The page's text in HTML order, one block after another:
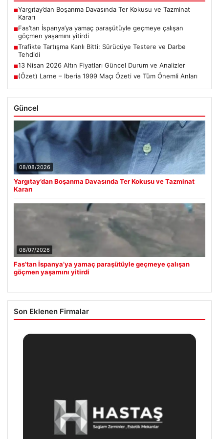
■Yargıtay’dan Boşanma Davasında Ter Kokusu ve Tazminat
Kararı
■Fas’tan İspanya’ya yamaç paraşütüyle geçmeye çalışan
göçmen yaşamını yitirdi
■Trafikte Tartışma Kanlı Bitti: Sürücüye Testere ve Darbe
Tehdidi
■13 Nisan 2026 Altın Fiyatları Güncel Durum ve Analizler
■(Özet) Larne – Iberia 1999 Maçı Özeti ve Tüm Önemli Anları
Güncel
08/08/2026
Yargıtay’dan Boşanma Davasında Ter Kokusu ve Tazminat
Kararı
08/07/2026
Fas’tan İspanya’ya yamaç paraşütüyle geçmeye çalışan
göçmen yaşamını yitirdi
Son Eklenen Firmalar